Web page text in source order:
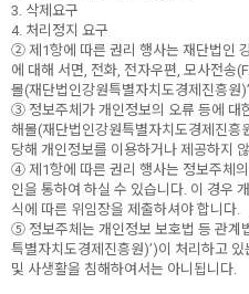
3. 삭제요구
4. 처리정지 요구
② 제1항에 따른 권리 행사는 재단법인
에 대해 서면, 전화, 전자우편, 모사전송
몰(재단법인강원특별자치도경제진흥원
③ 정보주체가 개인정보의 오류 등에 대
해몰(재단법인강원특별자치도경제진흥
당해 개인정보를 이용하거나 제공하지
④ 제1항에 따른 권리 행사는 정보주체
인을 통하여 하실 수 있습니다. 이 경우
식에 따른 위임장을 제출하셔야 합니다.
⑤ 정보주체는 개인정보 보호법 등 관계
특별자치도경제진흥원)’)이 처리하고
및 사생활을 침해하여서는 아니됩니다.